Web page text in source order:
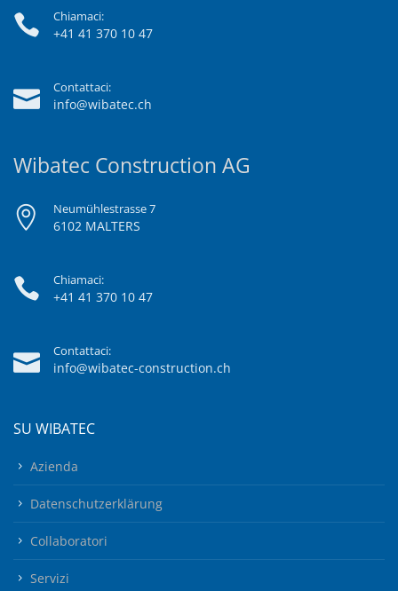
Chiamaci:
+41 41 370 10 47
Contattaci:
info@wibatec.ch
Wibatec Construction AG
Neumühlestrasse 7
6102 MALTERS
Chiamaci:
+41 41 370 10 47
Contattaci:
info@wibatec-construction.ch
SU WIBATEC
Azienda
Datenschutzerklärung
Collaboratori
Servizi